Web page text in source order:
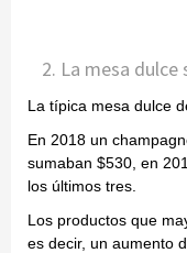
La mesa
La típica mesa dulce
En 2018 un
sumaban $530, en
los últimos tres.
Los productos que
es decir, un aumento